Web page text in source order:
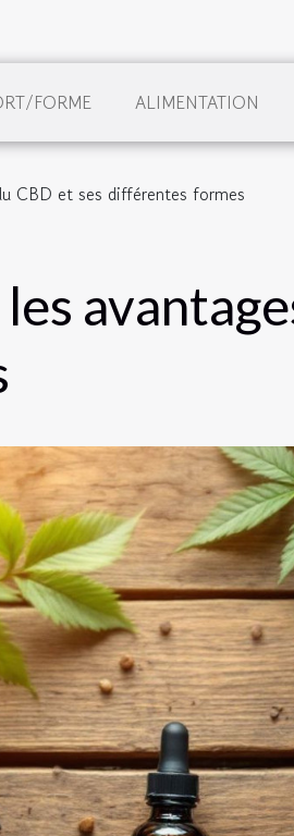
FORME ALIMENTATION
CBD et ses différentes formes